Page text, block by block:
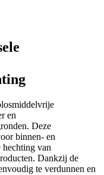
en
Deze
binnen- en
hechting van
Dankzij de
te verdunnen en